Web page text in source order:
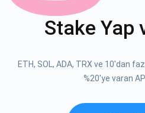
Stake Yap
ETH, SOL, ADA, TRX ve 10'dan
%20'ye varan